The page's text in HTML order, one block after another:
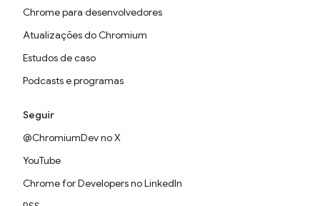
Chrome para desenvolvedores
Atualizações do Chromium
Estudos de caso
Podcasts e programas
Seguir
@ChromiumDev no X
YouTube
Chrome for Developers no LinkedIn